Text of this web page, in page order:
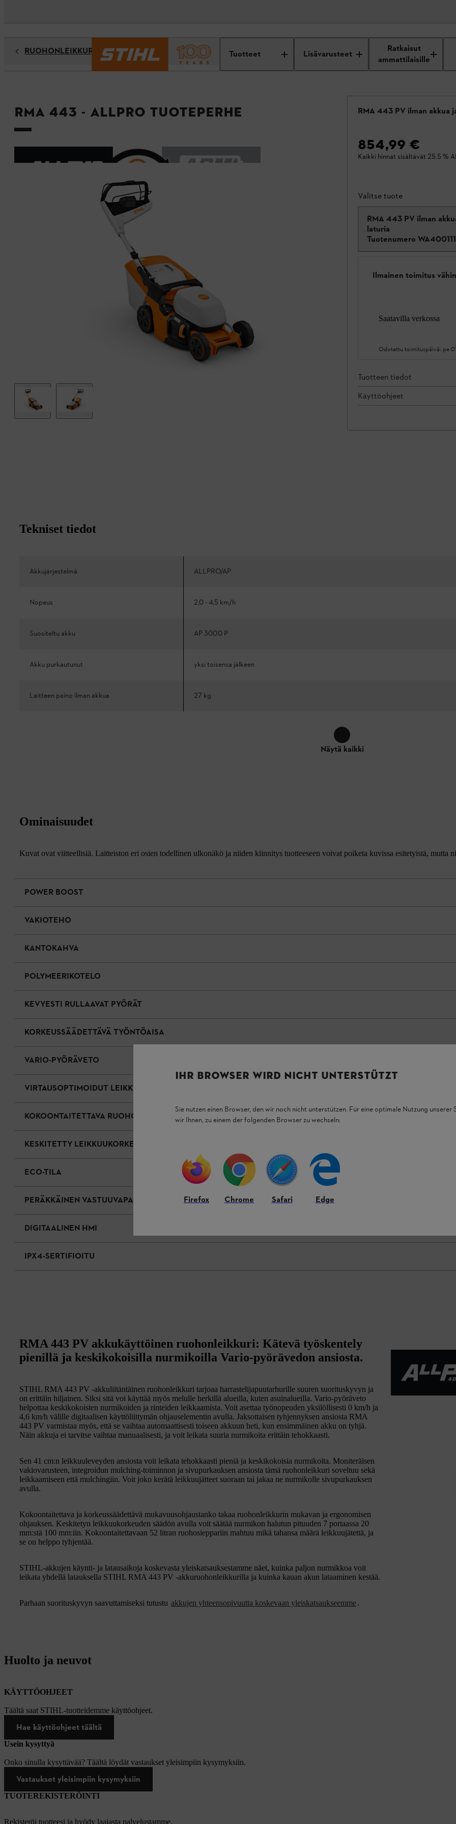
Tuotteet Lisävarusteet
Ratkaisut
ammattilaisille
RUOHONLEIKKURIT
RMA 443 - ALLPRO Tuoteperhe RMA 443 PV ilman akkua
854,99 €
Kaikki hinnat sisältävät 25.5 %
Valitse tuote
RMA 443 PV ilman
laturia
Tuotenumero
Ilmainen toimitus
Saatavilla verkossa
Odotettu toimituspäivä: pe
Tuotteen tiedot
Käyttöohjeet
Tekniset tiedot
Akkujärjestelmä ALLPRO/AP
Nopeus 2,0 - 4,5 km/h
Suositeltu akku AP 300.0 P
Akku purkautunut yksi toisensa jälkeen
Laitteen paino ilman akkua 27 kg
Näytä kaikki
Ominaisuudet
Kuvat ovat viitteellisiä. Laitteiston eri osien todellinen ulkonäkö ja niiden kiinnitys tuotteeseen voivat poiketa kuvissa esitetyistä, mutta
POWER BOOST
VAKIOTEHO
KANTOKAHVA
POLYMEERIKOTELO
KEVYESTI RULLAAVAT PYÖRÄT
KORKEUSSÄÄDETTÄVÄ TYÖNTÖAISA
VARIO-PYÖRÄVETO
VIRTAUSOPTIMOIDUT LEIKKUUTERÄT
KOKOONTAITETTAVA RUOHONKERUUSÄILIÖ
KESKITETTY LEIKKUUKORKEUDEN SÄÄTÖ
ECO-TILA
PERÄKKÄINEN VASTUUVAPAUS
DIGITAALINEN HMI
IPX4-SERTIFIOITU
RMA 443 PV akkukäyttöinen ruohonleikkuri: Kätevä työskentely
pienillä ja keskikokoisilla nurmikoilla Vario-pyörävedon ansiosta.
STIHL RMA 443 PV -akkuliitäntäinen ruohonleikkuri tarjoaa harrastelijapuutarhurille suuren suorituskyvyn ja
on erittäin hiljainen. Siksi sitä voi käyttää myös melulle herkillä alueilla, kuten asuinalueilla. Vario-pyöräveto
helpottaa keskikokoisten nurmikoiden ja rinteiden leikkaamista. Voit asettaa työnopeuden yksilöllisesti 0 km/h ja
4,6 km/h välille digitaalisen käyttöliittymän ohjauselementin avulla. Jaksottaisen tyhjennyksen ansiosta RMA
443 PV varmistaa myös, että se vaihtaa automaattisesti toiseen akkuun heti, kun ensimmäinen akku on tyhjä.
Näin akkuja ei tarvitse vaihtaa manuaalisesti, ja voit leikata suuria nurmikoita erittäin tehokkaasti.
Sen 41 cm:n leikkuuleveyden ansiosta voit leikata tehokkaasti pieniä ja keskikokoisia nurmikoita. Moniteräisen
vakiovarusteen, integroidun mulching-toiminnon ja sivupurkauksen ansiosta tämä ruohonleikkuri soveltuu sekä
leikkaamiseen että mulchingiin. Voit joko kerätä leikkuujätteet suoraan tai jakaa ne nurmikolle sivupurkauksen
avulla.
Kokoontaitettava ja korkeussäädettävä mukavuusohjaustanko takaa ruohonleikkurin mukavan ja ergonomisen
ohjauksen. Keskitetyn leikkuukorkeuden säädön avulla voit säätää nurmikon halutun pituuden 7 portaassa 20
mm:stä 100 mm:iin. Kokoontaitettavaan 52 litran ruohosieppariin mahtuu mikä tahansa määrä leikkuujätettä, ja
se on helppo tyhjentää.
STIHL-akkujen käynti- ja latausaikoja koskevasta yleiskatsauksestamme näet, kuinka paljon nurmikkoa voit
leikata yhdellä latauksella STIHL RMA 443 PV -akkuruohonleikkurilla ja kuinka kauan akun lataaminen kestää.
Parhaan suorituskyvyn saavuttamiseksi tutustu akkujen yhteensopivuutta koskevaan yleiskatsaukseemme.
Huolto ja neuvot
KÄYTTÖOHJEET
Täältä saat STIHL-tuotteidemme käyttöohjeet.
Hae käyttöohjeet täältä
Usein kysyttyä
Onko sinulla kysyttävää? Täältä löydät vastaukset yleisimpiin kysymyksiin.
Vastaukset yleisimpiin kysymyksiin
TUOTEREKISTERÖINTI
Rekisteröi tuotteesi ja hyödy laajasta palvelustamme.
IHR BROWSER WIRD NICHT UNTERSTÜTZT
Sie nutzen einen Browser, den wir noch nicht unterstützen. Für eine optimale Nutzung unserer
wir Ihnen, zu einem der folgenden Browser zu wechseln:
Firefox Chrome Safari Edge